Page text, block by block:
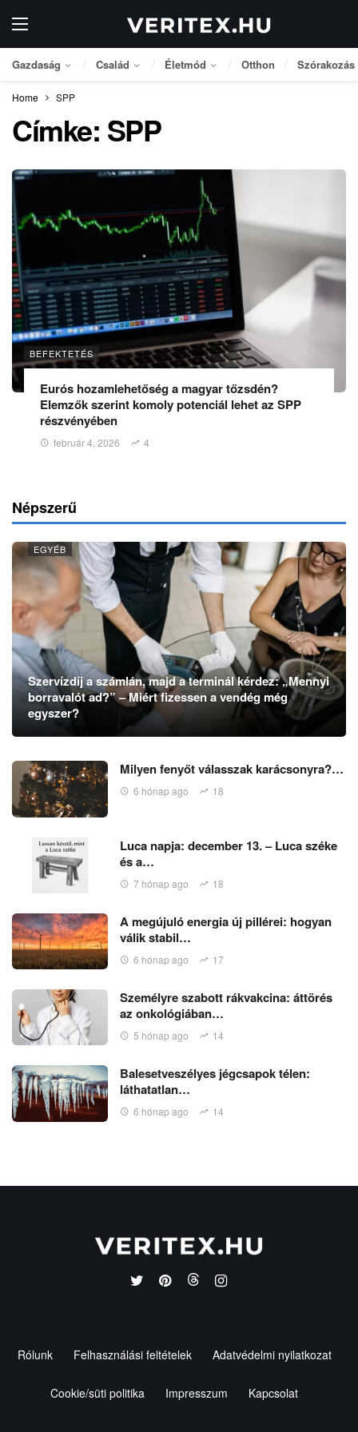
Gazdaság Család Életmód Otthon Szórakozás
Home SPP
Címke: SPP
BEFEKTETÉS
Eurós hozamlehetőség a magyar tőzsdén?
Elemzők szerint komoly potenciál lehet az SPP
részvényében
február 4, 2026 4
Népszerű
EGYÉB
Szervízdíj a számlán, majd a terminál kérdez: „Mennyi
borravalót ad?” – Miért fizessen a vendég még
egyszer?
Milyen fenyőt válasszak karácsonyra?…
6 hónap ago 18
Luca napja: december 13. – Luca széke
és a…
7 hónap ago 18
A megújuló energia új pillérei: hogyan
válik stabil…
6 hónap ago 17
Személyre szabott rákvakcina: áttörés
az onkológiában…
5 hónap ago 14
Balesetveszélyes jégcsapok télen:
láthatatlan…
6 hónap ago 14
Rólunk Felhasználási feltételek Adatvédelmi nyilatkozat
Cookie/süti politika Impresszum Kapcsolat